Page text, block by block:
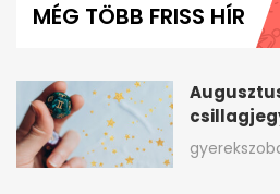
minute,
MÉG TÖBB FRISS HÍR
nagyot a